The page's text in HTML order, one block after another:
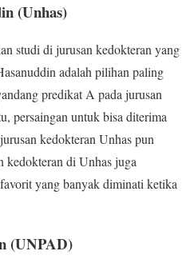
(Unhas)
studi di jurusan kedokteran yang
adalah pilihan paling
predikat A pada jurusan
persaingan untuk bisa diterima
kedokteran Unhas pun
kedokteran di Unhas juga
yang banyak diminati ketika
(UNPAD)